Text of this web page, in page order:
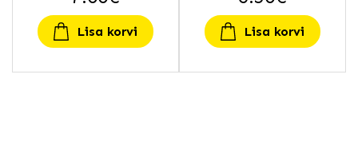
Lisa korvi Lisa korvi